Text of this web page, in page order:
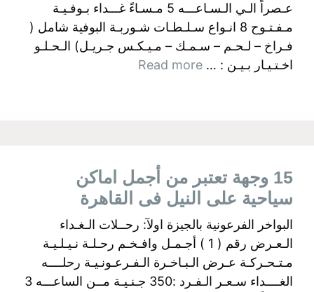
عـصراً الـي الـسـاعـــه 5 مـسـاءً غـــداء بـوفـيـة
مـفـتـوح 8 انـواع سـلـطـات شـوربـة البوفية شامل (
فـراخ – لـحـم – سـمـك – مـيـكـس جـريـل) الـحـلـو
اخـتـيـار بـيـن : … Read more
15 وجهة تعتبر من أجمل اماكن
سياحية على النيل فى القاهرة
البواخر الفرعونية بالجيزة اولآ: رحــلات الـغـداء
الـعـرض رقم ( 1 ) أجـمـل وافـخـم رحـلـة نـيـلـيـة
مـتـحـركـة عـرض الـبـاخـرة الـفـرعـونـيـة رحلــــه
الغــــداء سـعـر الـفـرد :350 جـنـيـة مــن الساعـــه 3